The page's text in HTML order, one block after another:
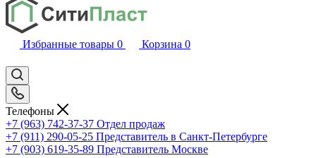
Избранные товары 0 Корзина 0
Телефоны
+7 (963) 742-37-37 Отдел продаж
+7 (911) 290-05-25 Представитель в Санкт-Петербурге
+7 (903) 619-35-89 Представитель Москве